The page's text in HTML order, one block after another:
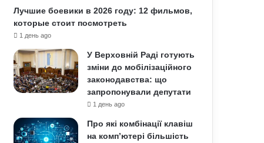
Лучшие боевики в 2026 году: 12 фильмов,
которые стоит посмотреть
1 день ago
У Верховній Раді готують
зміни до мобілізаційного
законодавства: що
запропонували депутати
1 день ago
Про які комбінації клавіш
на комп’ютері більшість